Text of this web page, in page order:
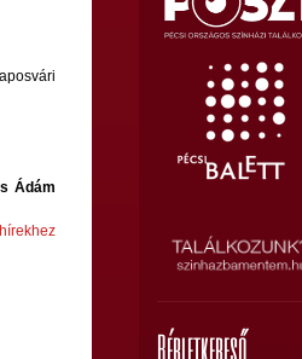
Ádám
A Montmartre-i ibolya
Bérletkereső